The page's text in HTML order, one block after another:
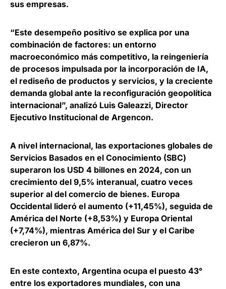
sus empresas.
“Este desempeño positivo se explica por una
combinación de factores: un entorno
macroeconómico más competitivo, la reingeniería
de procesos impulsada por la incorporación de IA,
el rediseño de productos y servicios, y la creciente
demanda global ante la reconfiguración geopolítica
internacional”, analizó Luis Galeazzi, Director
Ejecutivo Institucional de Argencon.
A nivel internacional, las exportaciones globales de
Servicios Basados en el Conocimiento (SBC)
superaron los USD 4 billones en 2024, con un
crecimiento del 9,5% interanual, cuatro veces
superior al del comercio de bienes. Europa
Occidental lideró el aumento (+11,45%), seguida de
América del Norte (+8,53%) y Europa Oriental
(+7,74%), mientras América del Sur y el Caribe
crecieron un 6,87%.
En este contexto, Argentina ocupa el puesto 43°
entre los exportadores mundiales, con una